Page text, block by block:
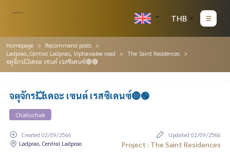
THB
Homepage
Recommend posts
Ladprao, Central Ladprao, Viphavadee road
The Saint Residences
จตุจักร💥เดอะ เซนต์ เรสซิเดนซ์🔴🟢
จตุจักร💥เดอะ เซนต์ เรสซิเดนซ์🔴🟢
Chatuchak
Created 02/09/2566
Updated 02/09/2566
Ladprao, Central Ladprao
Project : The Saint Residences